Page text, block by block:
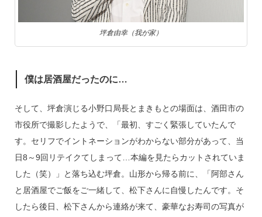
坪倉由幸（我が家）
僕は居酒屋だったのに…
そして、坪倉演じる小野口局長とまきもとの場面は、酒田市の
市役所で撮影したようで、「最初、すごく緊張していたんで
す。セリフでイントネーションがわからない部分があって、当
日8～9回リテイクてしまって…本編を見たらカットされていま
した（笑）」と落ち込む坪倉。山形から帰る前に、「阿部さん
と居酒屋でご飯をご一緒して、松下さんに自慢したんです。そ
したら後日、松下さんから連絡が来て、豪華なお寿司の写真が